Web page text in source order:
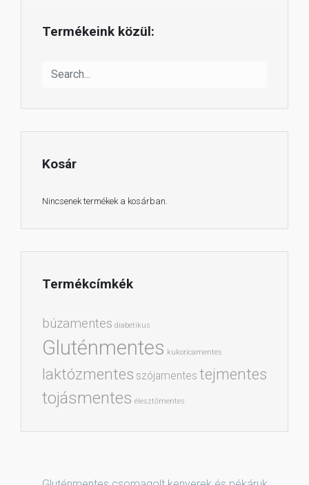
Termékeink közül:
Kosár
Nincsenek termékek a kosárban.
Termékcímkék
búzamentes diabetikus
Gluténmentes kukoricamentes
laktózmentes szójamentes tejmentes
tojásmentes élesztőmentes